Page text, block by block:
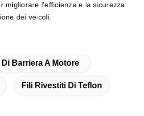
migliorare l'efficienza e la sicurezza
dei veicoli.
Di Barriera A Motore
Fili Rivestiti Di Teflon